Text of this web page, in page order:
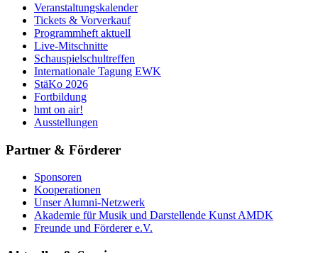
Veranstaltungskalender
Tickets & Vorverkauf
Programmheft aktuell
Live-Mitschnitte
Schauspielschultreffen
Internationale Tagung EWK
StäKo 2026
Fortbildung
hmt on air!
Ausstellungen
Partner & Förderer
Sponsoren
Kooperationen
Unser Alumni-Netzwerk
Akademie für Musik und Darstellende Kunst AMDK
Freunde und Förderer e.V.